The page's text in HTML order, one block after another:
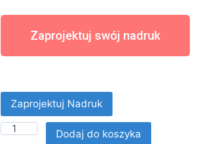
Zaprojektuj swój nadruk
Zaprojektuj Nadruk
Dodaj do koszyka